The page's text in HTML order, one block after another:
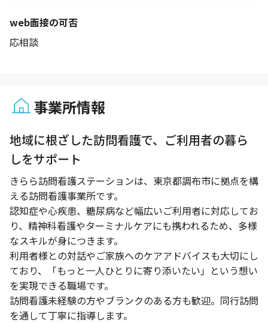
web面接の可否
応相談
事業所情報
地域に根ざした訪問看護で、ご利用者の暮ら
しをサポート
きらら訪問看護ステーションは、東京都調布市に拠点を構
える訪問看護事業所です。
認知症や心疾患、糖尿病など幅広いご利用者に対応してお
り、精神科看護やターミナルケアにも携われるため、多様
なスキルが身につきます。
利用者様との対話やご家族へのケアアドバイスも大切にし
ており、「もっと一人ひとりに寄り添いたい」という想い
を実現できる職場です。
訪問看護未経験の方やブランクのある方も歓迎。同行訪問
を通して丁寧に指導します。